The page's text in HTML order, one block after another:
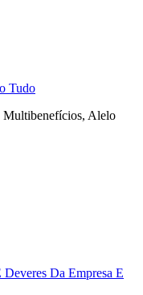
Tudo
Alelo
Da Empresa E